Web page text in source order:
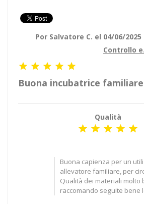
Por Salvatore C. el 04/06/2025
Controllo
    
Buona incubatrice
Qualità
    
Buona capienza per un
allevatore familiare, per
Qualità dei materiali molto
raccomando seguite bene